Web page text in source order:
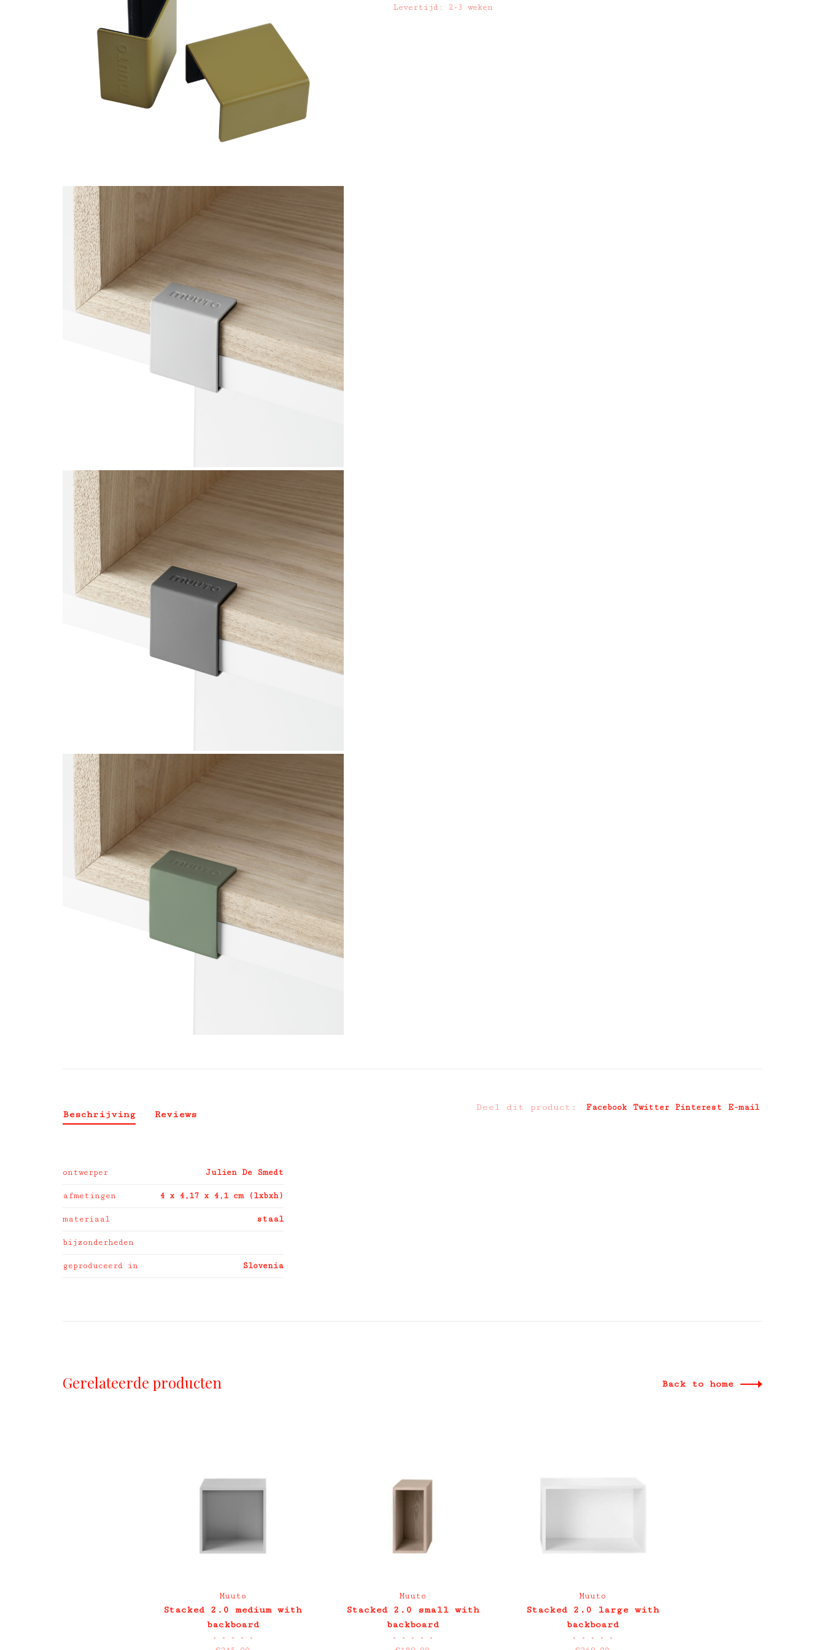
Levertijd: 2-3 weken
Deel dit product: Facebook Twitter Pinterest E-mail
Beschrijving Reviews
ontwerper Julien De Smedt
afmetingen 4 x 4,17 x 4,1 cm (lxbxh)
materiaal staal
bijzonderheden
geproduceerd in Slovenia
Gerelateerde producten Back to home
Muuto
Stacked 2.0 medium with
backboard
• • • • •
Muuto
Stacked 2.0 small with
backboard
• • • • •
Muuto
Stacked 2.0 large with
backboard
• • • • •